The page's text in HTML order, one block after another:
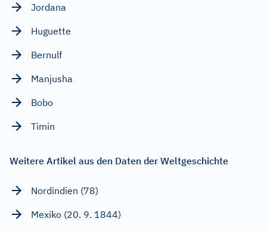
Jordana
Huguette
Bernulf
Manjusha
Bobo
Timin
Weitere Artikel aus den Daten der Weltgeschichte
Nordindien (78)
Mexiko (20. 9. 1844)